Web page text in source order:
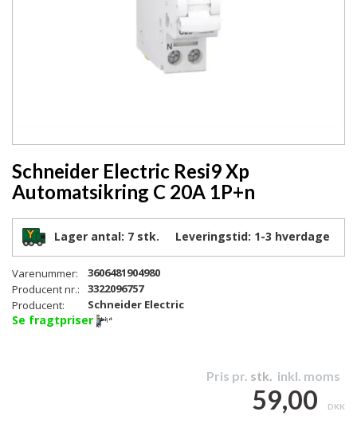
Schneider Electric Resi9 Xp
Automatsikring C 20A 1P+n
Lager antal: 7 stk. Leveringstid: 1-3 hverdage
Varenummer:
3606481904980
Producent nr.:
3322096757
Producent:
Schneider Electric
Se fragtpriser
Pris pr. stk. inkl. moms
59,00 DKK